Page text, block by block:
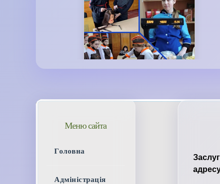
Меню сайта
Головна
Адміністрація